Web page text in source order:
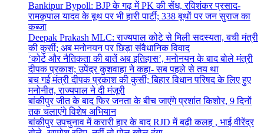
Bankipur Bypoll: BJP के गढ़ में PK की सेंध, रविशंकर प्रसाद-
रामकृपाल यादव के बूथ पर भी हारी पार्टी; 338 बूथों पर जन सुराज का
कब्जा
Deepak Prakash MLC: राज्यपाल कोटे से मिली सदस्यता, बची मंत्री
की कुर्सी; अब मनोनयन पर छिड़ा संवैधानिक विवाद
‘कोर्ट और नैतिकता की बातें अब इतिहास’, मनोनयन के बाद बोले मंत्री
दीपक प्रकाश; उपेंद्र कुशवाहा ने कहा- सब पहले से तय था
बच गई मंत्री दीपक प्रकाश की कुर्सी; बिहार विधान परिषद के लिए हुए
मनोनीत, राज्यपाल ने दी मंजूरी
बांकीपुर जीत के बाद फिर जनता के बीच जाएंगे प्रशांत किशोर, 9 दिनों
तक चलाएंगे विशेष अभियान
बांकीपुर उपचुनाव में करारी हार के बाद RJD में बढ़ी कलह , भाई वीरेंद्र